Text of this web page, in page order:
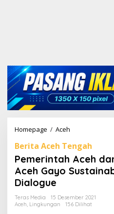
Homepage / Aceh
m
i
a
h
Berita Aceh Tengah
Pemerintah Aceh
Aceh Gayo
Dialogue
Teras Media
15 Desember 2021
Aceh, Lingkungan 156 Dilihat